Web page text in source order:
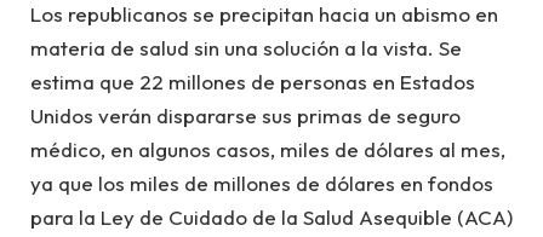
Los republicanos se precipitan hacia un abismo en
materia de salud sin una solución a la vista. Se
estima que 22 millones de personas en Estados
Unidos verán dispararse sus primas de seguro
médico, en algunos casos, miles de dólares al mes,
ya que los miles de millones de dólares en fondos
para la Ley de Cuidado de la Salud Asequible (ACA)